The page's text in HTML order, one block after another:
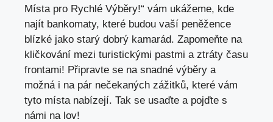
Místa pro Rychlé Výběry!“ vám ukážeme, kde
najít bankomaty, které budou vaší peněžence
blízké jako starý dobrý kamarád. Zapomeňte na
kličkování mezi turistickými pastmi a ztráty času
frontami! Připravte se na snadné výběry a
možná i na pár nečekaných zážitků, které vám
tyto místa nabízejí. Tak se usaďte a pojďte s
námi na lov!